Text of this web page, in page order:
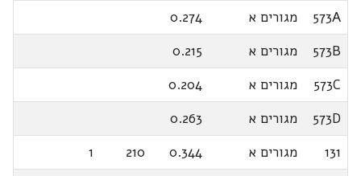
573A
מגורים א
0.274
573B
מגורים א
0.215
573C
מגורים א
0.204
573D
מגורים א
0.263
131
מגורים א 0.344
210
1